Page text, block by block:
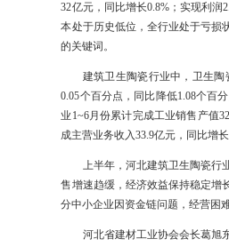
32亿元，同比增长0.8%；实现利
本处于历史低位，全行业处于亏损
的关键词。
建筑卫生陶瓷行业中，卫生陶瓷
0.05个百分点，同比降低1.08个百
业1~6月份累计完成工业销售产值
成主营业务收入33.9亿元，同比增
上半年，河北建筑卫生陶瓷行业
售增速趋缓，经济效益保持稳定增
分中小企业因资金链问题，经营困
河北省建材工业协会会长葛旭东